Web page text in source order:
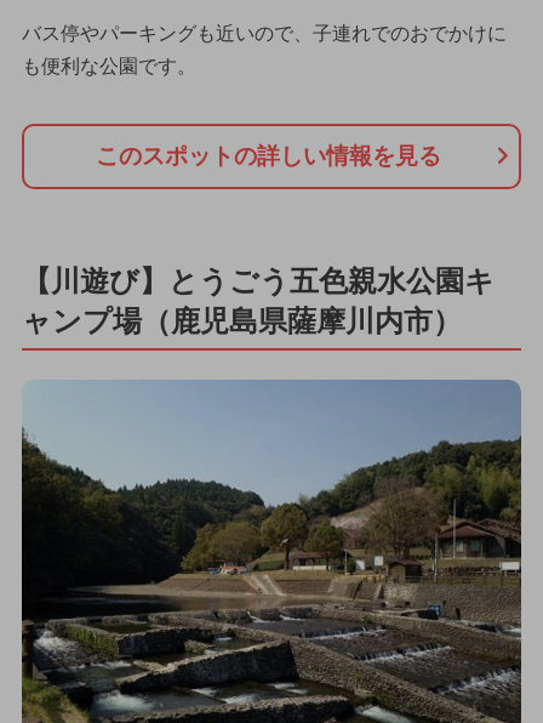
バス停やパーキングも近いので、子連れでのおでかけに
も便利な公園です。
このスポットの詳しい情報を見る
【川遊び】とうごう五色親水公園キ
ャンプ場（鹿児島県薩摩川内市）